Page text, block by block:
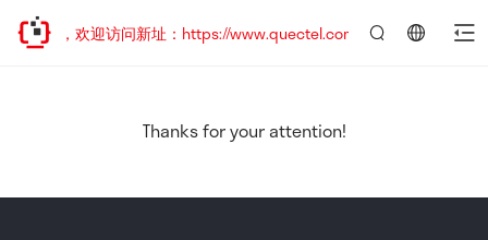
已迁移，欢迎访问新址：https://www.quectel.com.cn
Thanks for your attention!